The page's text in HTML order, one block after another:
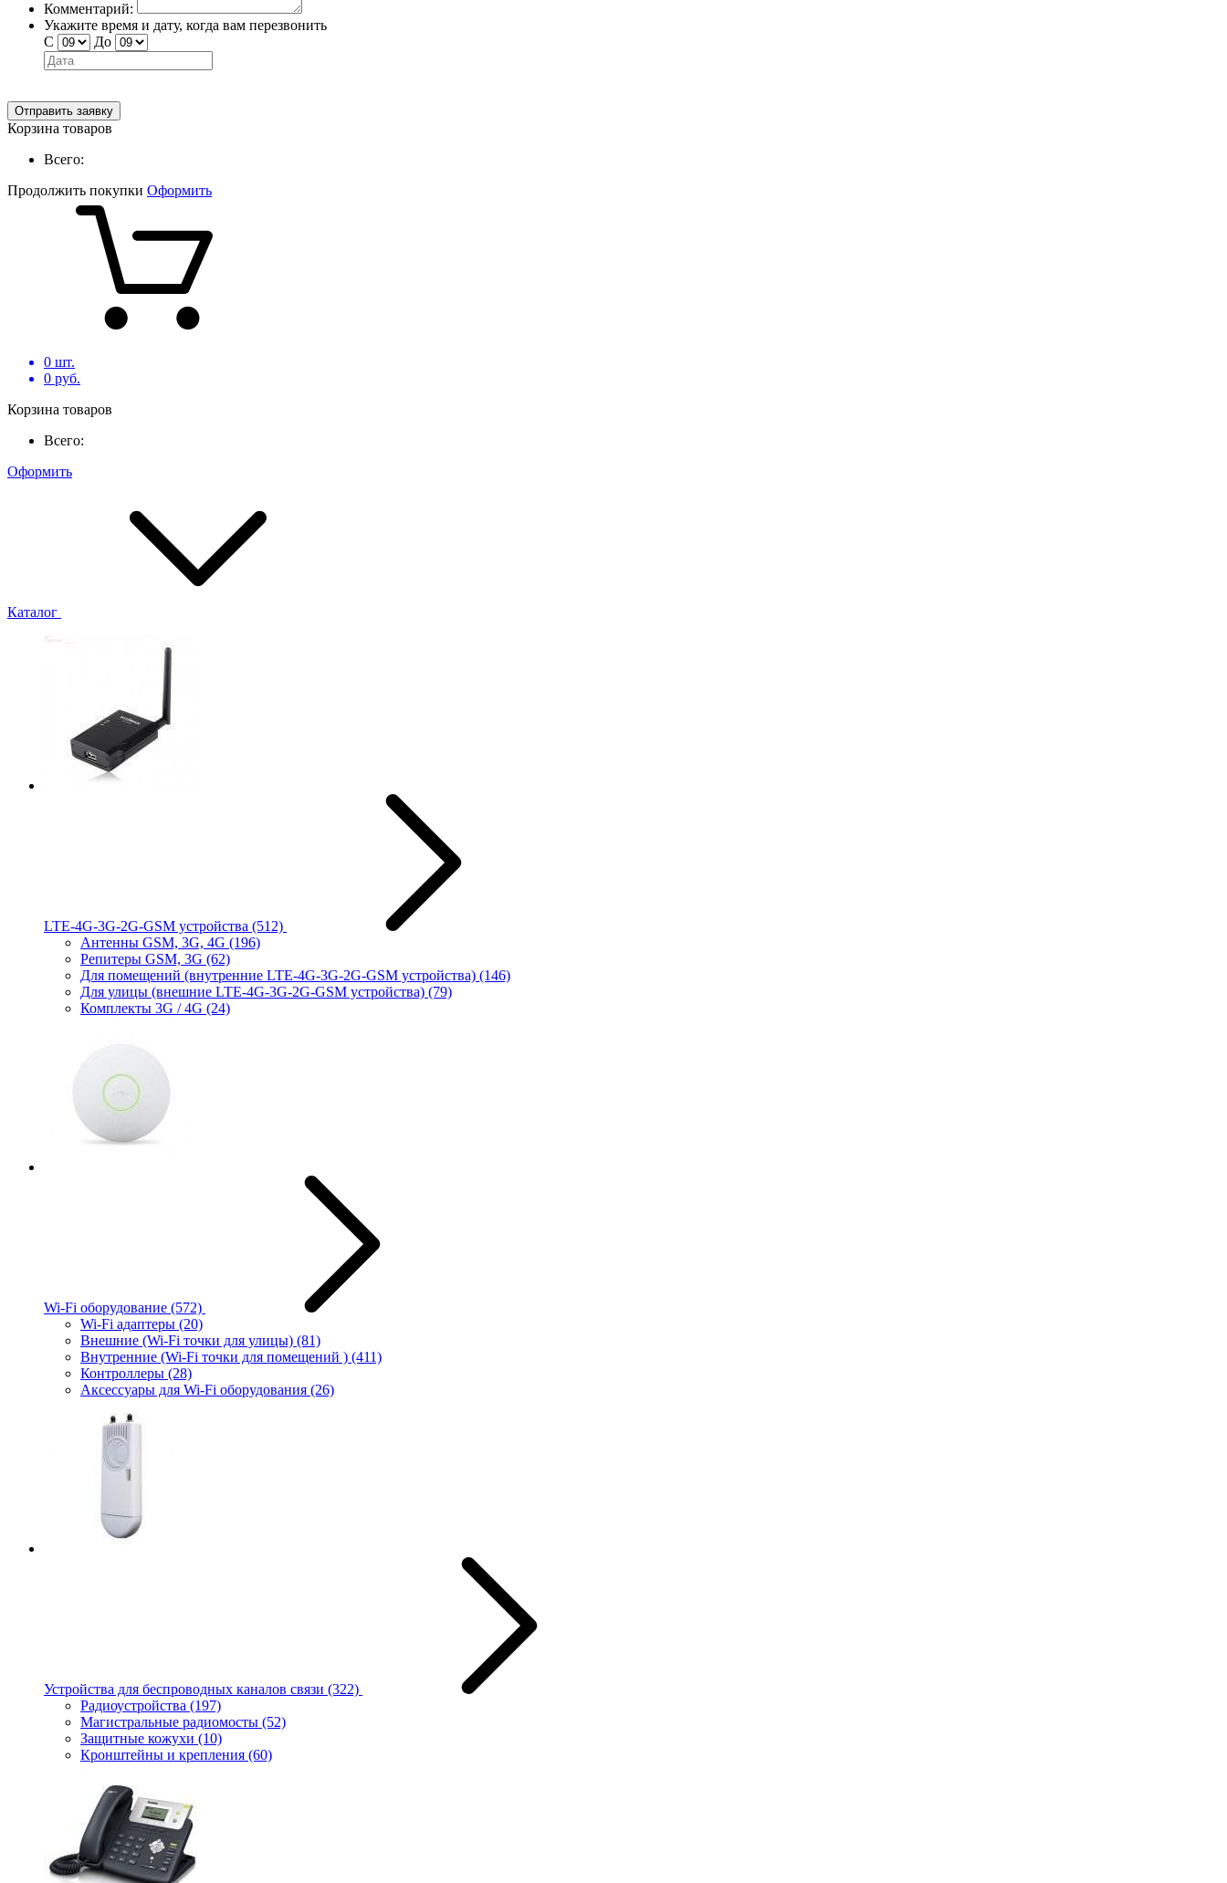
Комментарий:
Укажите время и дату, когда вам перезвонить
С
До
Отправить заявку
Корзина товаров
Всего:
Продолжить покупки Оформить
0 шт.
0 руб.
Корзина товаров
Всего:
Оформить
Каталог
LTE-4G-3G-2G-GSM устройства (512)
Антенны GSM, 3G, 4G (196)
Репитеры GSM, 3G (62)
Для помещений (внутренние LTE-4G-3G-2G-GSM устройства) (146)
Для улицы (внешние LTE-4G-3G-2G-GSM устройства) (79)
Комплекты 3G / 4G (24)
Wi-Fi оборудование (572)
Wi-Fi адаптеры (20)
Внешние (Wi-Fi точки для улицы) (81)
Внутренние (Wi-Fi точки для помещений ) (411)
Контроллеры (28)
Аксессуары для Wi-Fi оборудования (26)
Устройства для беспроводных каналов связи (322)
Радиоустройства (197)
Магистральные радиомосты (52)
Защитные кожухи (10)
Кронштейны и крепления (60)